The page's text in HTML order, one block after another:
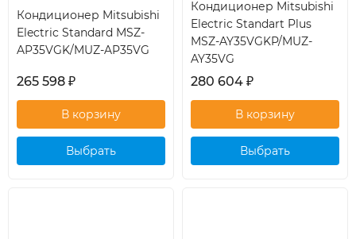
Кондиционер Mitsubishi
Electric Standard MSZ-
AP35VGK/MUZ-AP35VG
265 598 ₽
Выбрать
Кондиционер Mitsubishi
Electric Standart Plus
MSZ-AY35VGKP/MUZ-
AY35VG
280 604 ₽
Выбрать